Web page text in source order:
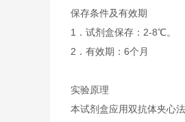
保存条件及有效期
1．试剂盒保存：2-8℃。
2．有效期：6个月
实验原理
本试剂盒应用双抗体夹心